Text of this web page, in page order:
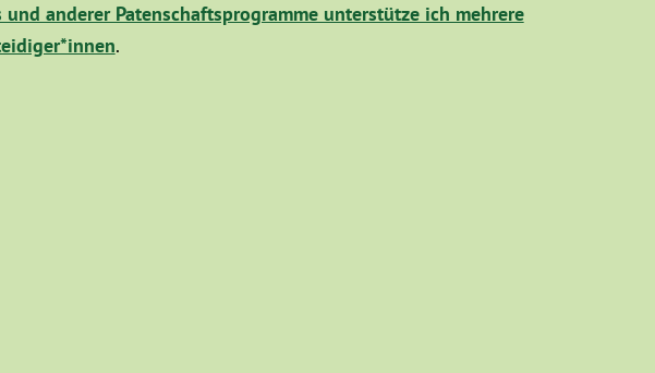
und anderer Patenschaftsprogramme unterstütze ich mehrere
.